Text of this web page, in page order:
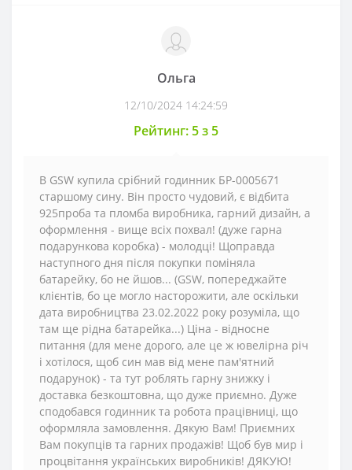
Ольга
12/10/2024 14:24:59
Рейтинг: 5 з 5
В GSW купила срібний годинник БР-0005671
старшому сину. Він просто чудовий, є відбита
925проба та пломба виробника, гарний дизайн, а
оформлення - вище всіх похвал! (дуже гарна
подарункова коробка) - молодці! Щоправда
наступного дня після покупки поміняла
батарейку, бо не йшов... (GSW, попереджайте
клієнтів, бо це могло насторожити, але оскільки
дата виробництва 23.02.2022 року розуміла, що
там ще рідна батарейка...) Ціна - відносне
питання (для мене дорого, але це ж ювелірна річ
і хотілося, щоб син мав від мене пам'ятний
подарунок) - та тут роблять гарну знижку і
доставка безкоштовна, що дуже приємно. Дуже
сподобався годинник та робота працівниці, що
оформляла замовлення. Дякую Вам! Приємних
Вам покупців та гарних продажів! Щоб був мир і
процвітання українських виробників! ДЯКУЮ!